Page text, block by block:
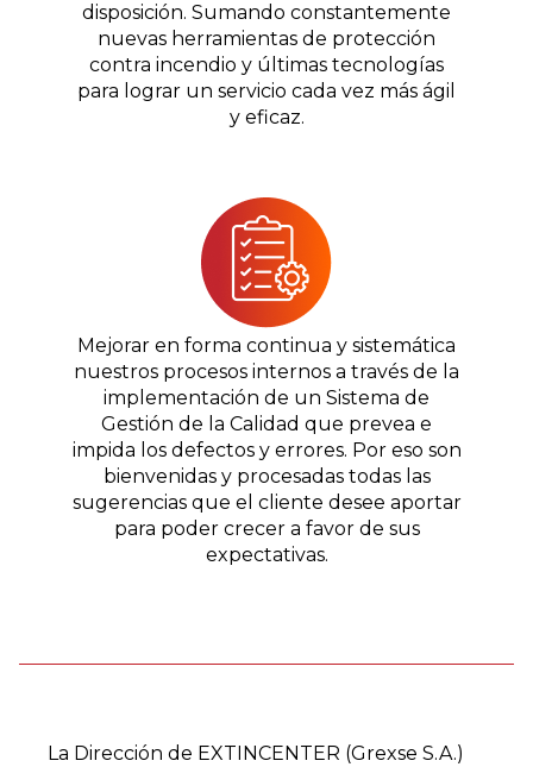
disposición. Sumando constantemente
nuevas herramientas de protección
contra incendio y últimas tecnologías
para lograr un servicio cada vez más ágil
y eficaz.
Mejorar en forma continua y sistemática
nuestros procesos internos a través de la
implementación de un Sistema de
Gestión de la Calidad que prevea e
impida los defectos y errores. Por eso son
bienvenidas y procesadas todas las
sugerencias que el cliente desee aportar
para poder crecer a favor de sus
expectativas.
La Dirección de EXTINCENTER (Grexse S.A.)